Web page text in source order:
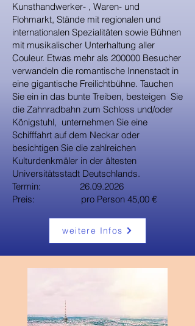
Kunsthandwerker- , Waren- und
Flohmarkt, Stände mit regionalen und
internationalen Spezialitäten sowie Bühnen
mit musikalischer Unterhaltung aller
Couleur. Etwas mehr als 200000 Besucher
verwandeln die romantische Innenstadt in
eine gigantische Freilichtbühne. Tauchen
Sie ein in das bunte Treiben, besteigen Sie
die Zahnradbahn zum Schloss und/oder
Königstuhl, unternehmen Sie eine
Schifffahrt auf dem Neckar oder
besichtigen Sie die zahlreichen
Kulturdenkmäler in der ältesten
Universitätsstadt Deutschlands.
Termin: 26.09.2026
Preis: pro Person 45,00 €
weitere Infos